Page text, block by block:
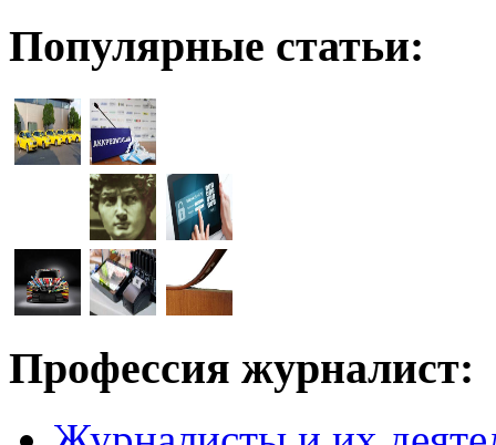
Популярные статьи:
Профессия журналист: